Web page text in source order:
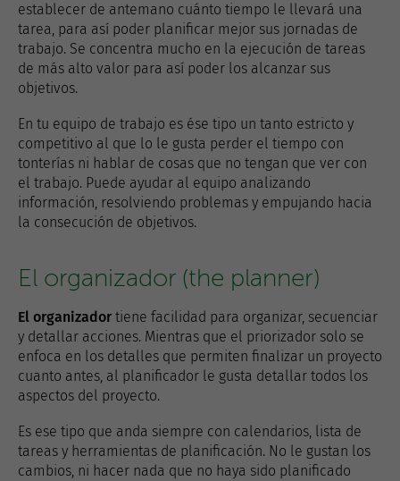
establecer de antemano cuánto tiempo le llevará una
tarea, para así poder planificar mejor sus jornadas de
trabajo. Se concentra mucho en la ejecución de tareas
de más alto valor para así poder los alcanzar sus
objetivos.
En tu equipo de trabajo es ése tipo un tanto estricto y
competitivo al que lo le gusta perder el tiempo con
tonterías ni hablar de cosas que no tengan que ver con
el trabajo. Puede ayudar al equipo analizando
información, resolviendo problemas y empujando hacia
la consecución de objetivos.
El organizador (the planner)
El organizador tiene facilidad para organizar, secuenciar
y detallar acciones. Mientras que el priorizador solo se
enfoca en los detalles que permiten finalizar un proyecto
cuanto antes, al planificador le gusta detallar todos los
aspectos del proyecto.
Es ese tipo que anda siempre con calendarios, lista de
tareas y herramientas de planificación. No le gustan los
cambios, ni hacer nada que no haya sido planificado